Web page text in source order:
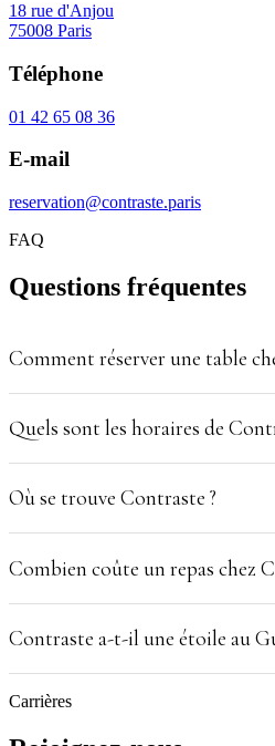
18 rue d'Anjou
75008 Paris
Téléphone
01 42 65 08 36
E-mail
reservation@contraste.paris
FAQ
Questions fréquentes
Comment réserver une table
Quels sont les horaires de
Où se trouve Contraste ?
Combien coûte un repas chez
Contraste a-t-il une étoile au
Carrières